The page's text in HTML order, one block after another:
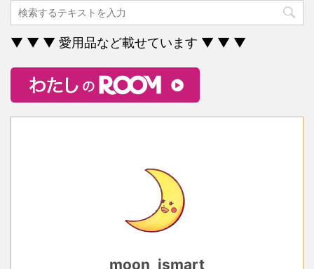
▼ ▼ ▼ 愛用品など載せています ▼ ▼ ▼
moon_ismart